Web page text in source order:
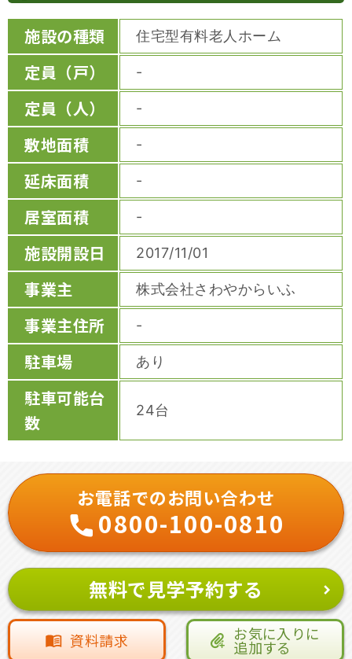
施設の種類 住宅型有料老人ホーム
定員（戸） -
定員（人） -
敷地面積 -
延床面積 -
居室面積 -
施設開設日 2017/11/01
事業主 株式会社さわやからいふ
事業主住所 -
駐車場 あり
駐車可能台
数
24台
お電話でのお問い合わせ
0800-100-0810
無料で見学予約する
資料請求 お気に入りに
追加する